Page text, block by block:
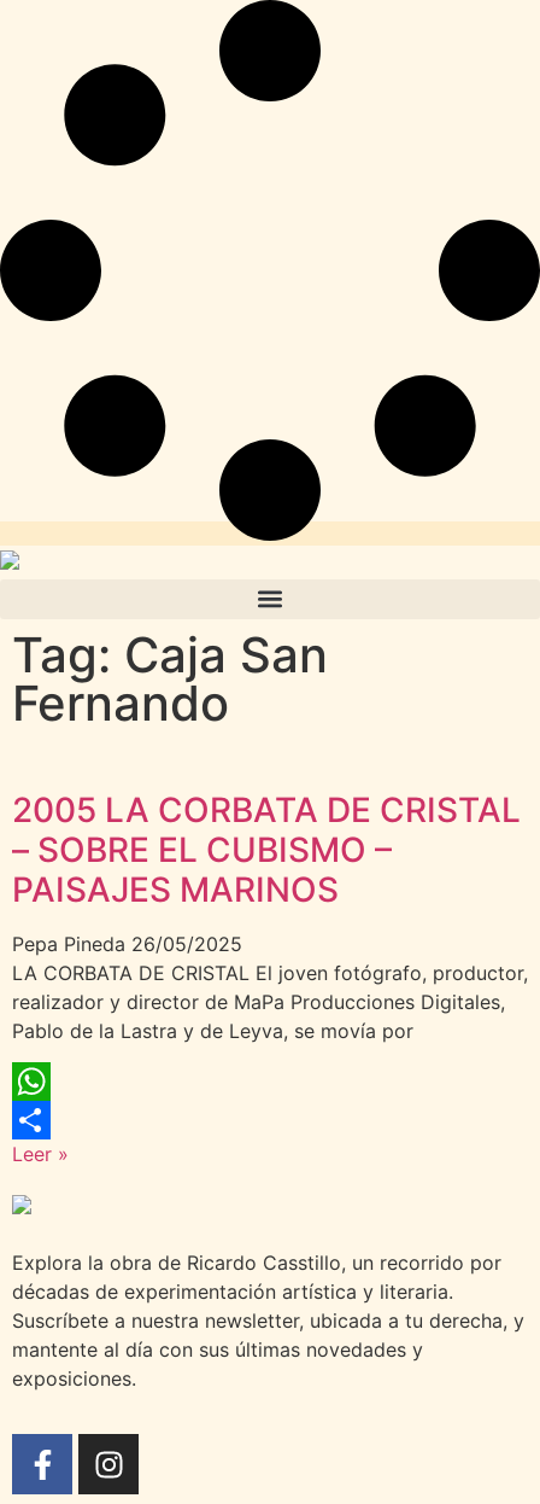
Tag: Caja San
Fernando
2005 LA CORBATA DE CRISTAL
– SOBRE EL CUBISMO –
PAISAJES MARINOS
Pepa Pineda 26/05/2025
LA CORBATA DE CRISTAL El joven fotógrafo, productor,
realizador y director de MaPa Producciones Digitales,
Pablo de la Lastra y de Leyva, se movía por
WhatsApp
Compartir
Leer »
Explora la obra de Ricardo Casstillo, un recorrido por
décadas de experimentación artística y literaria.
Suscríbete a nuestra newsletter, ubicada a tu derecha, y
mantente al día con sus últimas novedades y
exposiciones.